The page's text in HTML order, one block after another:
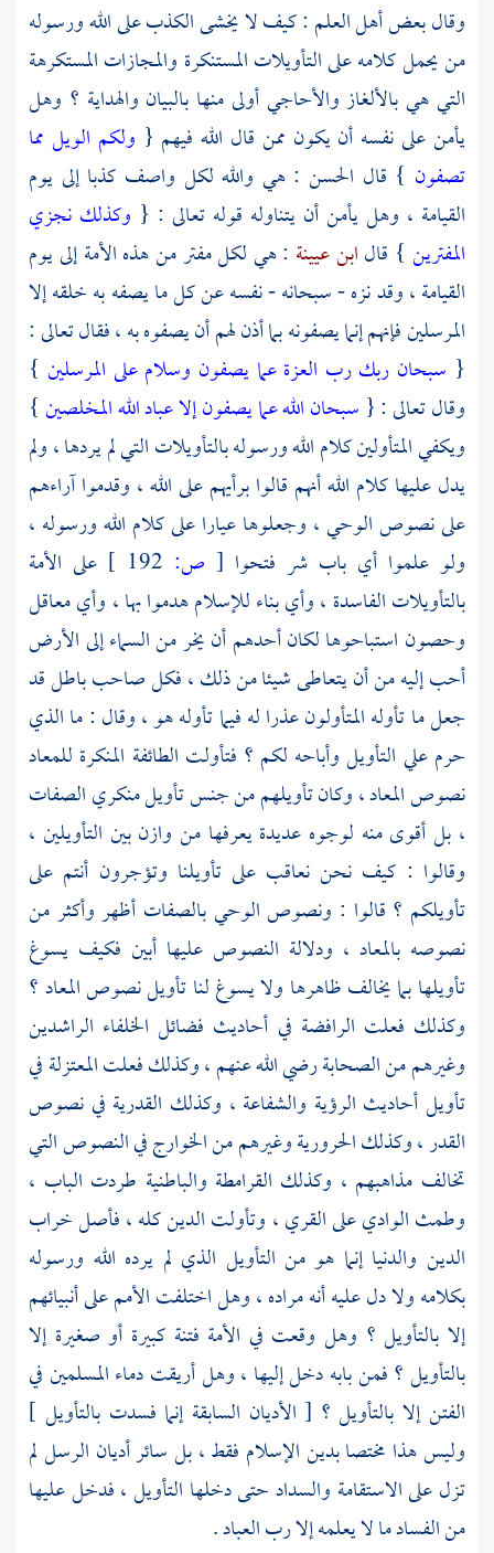
وقال بعض أهل العلم : كيف لا يخشى الكذب على الله ورسوله
من يحمل كلامه على التأويلات المستنكرة والمجازات المستكرهة
التي هي بالألغاز والأحاجي أولى منها بالبيان والهداية ؟ وهل
يأمن على نفسه أن يكون ممن قال الله فيهم { ولكم الويل مما
تصفون } قال الحسن : هي والله لكل واصف كذبا إلى يوم
القيامة ، وهل يأمن أن يتناوله قوله تعالى : { وكذلك نجزي
المفترين } قالابن عيينة : هي لكل مفتر من هذه الأمة إلى يوم
القيامة ، وقد نزه - سبحانه - نفسه عن كل ما يصفه به خلقه إلا
المرسلين فإنهم إنما يصفونه بما أذن لهم أن يصفوه به ، فقال تعالى :
{ سبحان ربك رب العزة عما يصفون وسلام على المرسلين }
وقال تعالى : { سبحان الله عما يصفون إلا عباد الله المخلصين}
ويكفي المتأولين كلام الله ورسوله بالتأويلات التي لم يردها ، ولم
يدل عليها كلام الله أنهم قالوا برأيهم على الله ، وقدموا آراءهم
على نصوص الوحي ، وجعلوها عيارا على كلام الله ورسوله ،
ولو علموا أي باب شر فتحوا [ ص:
على الأمة
بالتأويلات الفاسدة ، وأي بناء للإسلام هدموا بها ، وأي معاقل
وحصون استباحوها لكان أحدهم أن يخر من السماء إلى الأرض
أحب إليه من أن يتعاطى شيئا من ذلك ، فكل صاحب باطل قد
جعل ما تأوله المتأولون عذرا له فيما تأوله هو ، وقال : ما الذي
حرم علي التأويل وأباحه لكم ؟ فتأولت الطائفة المنكرة للمعاد
نصوص المعاد ، وكان تأويلهم من جنس تأويل منكري الصفات
، بل أقوى منه لوجوه عديدة يعرفها من وازن بين التأويلين ،
وقالوا : كيف نحن نعاقب على تأويلنا وتؤجرون أنتم على
تأويلكم ؟ قالوا : ونصوص الوحي بالصفات أظهر وأكثر من
نصوصه بالمعاد ، ودلالة النصوص عليها أبين فكيف يسوغ
تأويلها بما يخالف ظاهرها ولا يسوغ لنا تأويل نصوص المعاد ؟
وكذلك فعلت الرافضة في أحاديث فضائل الخلفاء الراشدين
وغيرهم من الصحابة رضي الله عنهم ، وكذلك فعلتالمعتزلةفي
تأويل أحاديث الرؤية والشفاعة ، وكذلك القدرية في نصوص
القدر ، وكذلكالحروريةوغيرهم منالخوارجفي النصوص التي
تخالف مذاهبهم ، وكذلك القرامطة والباطنية طردت الباب ،
وطمث الوادي على القري ، وتأولت الدين كله ، فأصل خراب
الدين والدنيا إنما هو من التأويل الذي لم يرده الله ورسوله
بكلامه ولا دل عليه أنه مراده ، وهل اختلفت الأمم على أنبيائهم
إلا بالتأويل ؟ وهل وقعت في الأمة فتنة كبيرة أو صغيرة إلا
بالتأويل ؟ فمن بابه دخل إليها ، وهل أريقت دماء المسلمين في
الفتن إلا بالتأويل ؟ [ الأديان السابقة إنما فسدت بالتأويل ]
وليس هذا مختصا بدين الإسلام فقط ، بل سائر أديان الرسل لم
تزل على الاستقامة والسداد حتى دخلها التأويل ، فدخل عليها
من الفساد ما لا يعلمه إلا رب العباد .